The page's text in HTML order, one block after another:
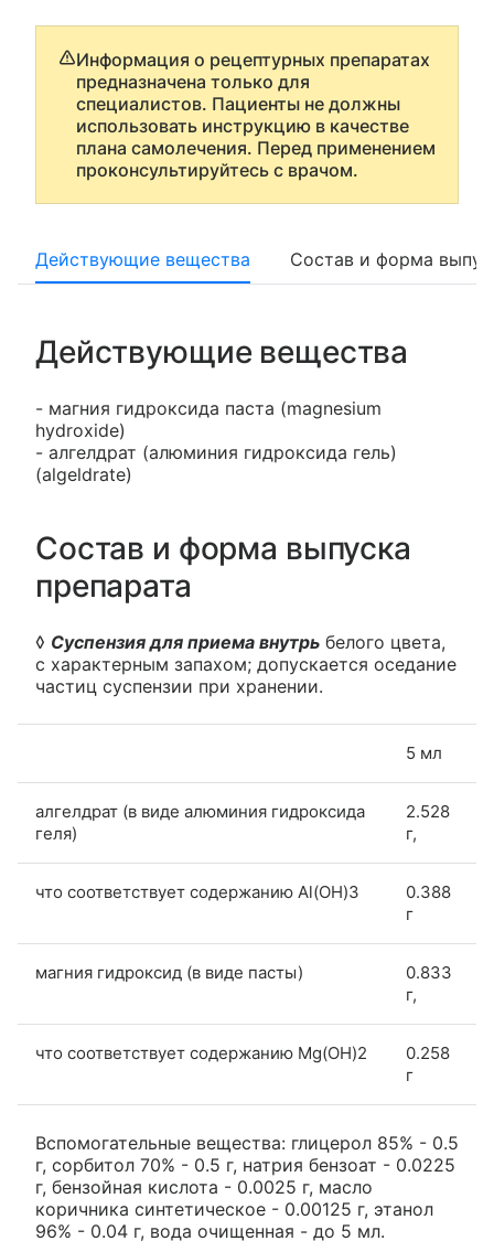
Информация о рецептурных препаратах
предназначена только для
специалистов. Пациенты не должны
использовать инструкцию в качестве
плана самолечения. Перед применением
проконсультируйтесь с врачом.
Действующие вещества Состав и форма
Действующие вещества
- магния гидроксида паста (magnesium
hydroxide)
- алгелдрат (алюминия гидроксида гель)
(algeldrate)
Состав и форма выпуска
препарата
◊ Суспензия для приема внутрь белого цвета,
с характерным запахом; допускается оседание
частиц суспензии при хранении.
5 мл
алгелдрат (в виде алюминия гидроксида
геля)
2.528
г,
что соответствует содержанию Al(OH)3
0.388
г
магния гидроксид (в виде пасты)
0.833
г,
что соответствует содержанию Mg(OH)2
0.258
г
Вспомогательные вещества: глицерол 85% - 0.5
г, сорбитол 70% - 0.5 г, натрия бензоат - 0.0225
г, бензойная кислота - 0.0025 г, масло
коричника синтетическое - 0.00125 г, этанол
96% - 0.04 г, вода очищенная - до 5 мл.